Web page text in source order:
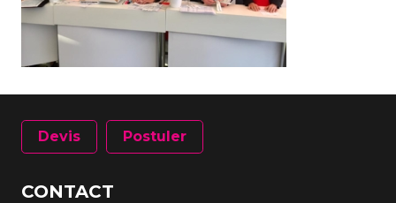
Devis Postuler
CONTACT